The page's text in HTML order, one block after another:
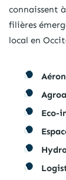
connaissent
filières
local en
Eco-